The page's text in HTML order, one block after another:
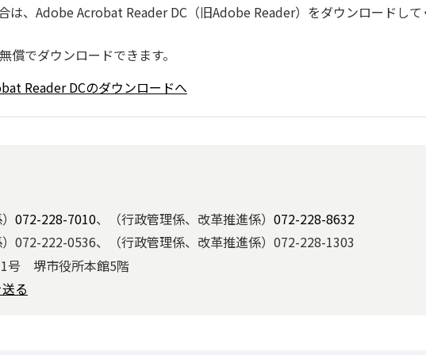
は、Adobe Acrobat Reader DC（旧Adobe Reader）をダウンロードして
でダウンロードできます。
Reader DCのダウンロードへ
072-228-7010、（行政管理係、改革推進係） 072-228-8632
072-222-0536、（行政管理係、改革推進係）072-228-1303
号 堺市役所本館5階
る